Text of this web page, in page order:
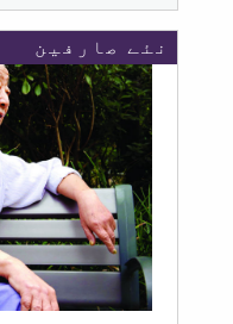
نئے صارفین